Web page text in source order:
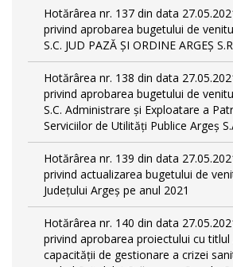
Hotărârea nr. 137 din data
privind aprobarea bugetului de
S.C. JUD PAZĂ ȘI ORDINE ARGEȘ
Hotărârea nr. 138 din data
privind aprobarea bugetului de
S.C. Administrare și Exploatare a
Serviciilor de Utilități Publice Argeș
Hotărârea nr. 139 din data
privind actualizarea bugetului de
Județului Argeș pe anul 2021
Hotărârea nr. 140 din data
privind aprobarea proiectului cu titlul
capacității de gestionare a crizei